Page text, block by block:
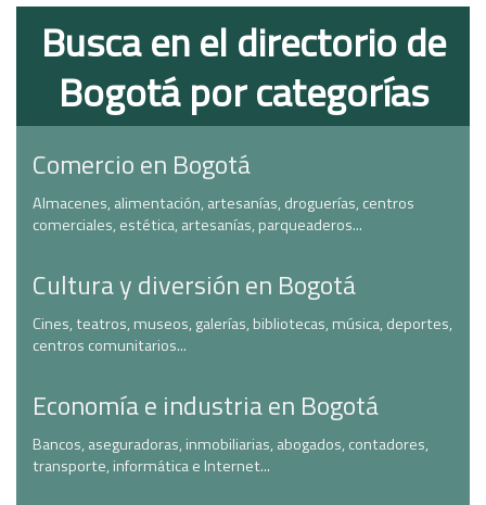
Busca en el directorio de
Bogotá por categorías
Comercio en Bogotá
Almacenes, alimentación, artesanías, droguerías, centros
comerciales, estética, artesanías, parqueaderos...
Cultura y diversión en Bogotá
Cines, teatros, museos, galerías, bibliotecas, música, deportes,
centros comunitarios...
Economía e industria en Bogotá
Bancos, aseguradoras, inmobiliarias, abogados, contadores,
transporte, informática e Internet...